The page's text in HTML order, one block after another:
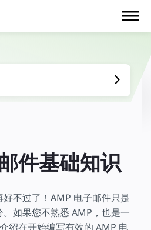
件基础知识
不过了！AMP 电子邮件只是
如果您不熟悉 AMP，也是一
绍在开始编写有效的 AMP 电